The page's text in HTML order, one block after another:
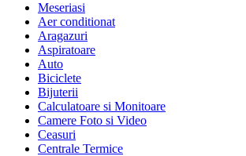
Meseriasi
Aer conditionat
Aragazuri
Aspiratoare
Auto
Biciclete
Bijuterii
Calculatoare si Monitoare
Camere Foto si Video
Ceasuri
Centrale Termice